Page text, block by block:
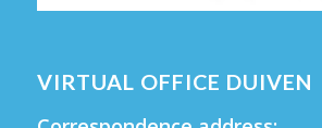
VIRTUAL OFFICE DUIVEN